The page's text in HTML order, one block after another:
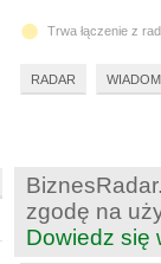
zgodę na
Dowiedz się
Trwa łączenie z
RADAR